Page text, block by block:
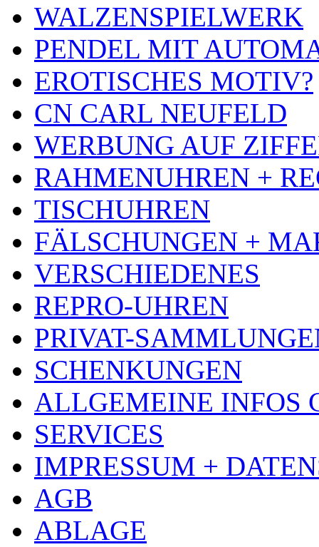
WALZENSPIELWERK
PENDEL MIT
EROTISCHES MOTIV?
CN CARL NEUFELD
WERBUNG AUF
RAHMENUHREN +
TISCHUHREN
FÄLSCHUNGEN +
VERSCHIEDENES
REPRO-UHREN
PRIVAT-
SCHENKUNGEN
ALLGEMEINE INFOS
SERVICES
IMPRESSUM +
AGB
ABLAGE